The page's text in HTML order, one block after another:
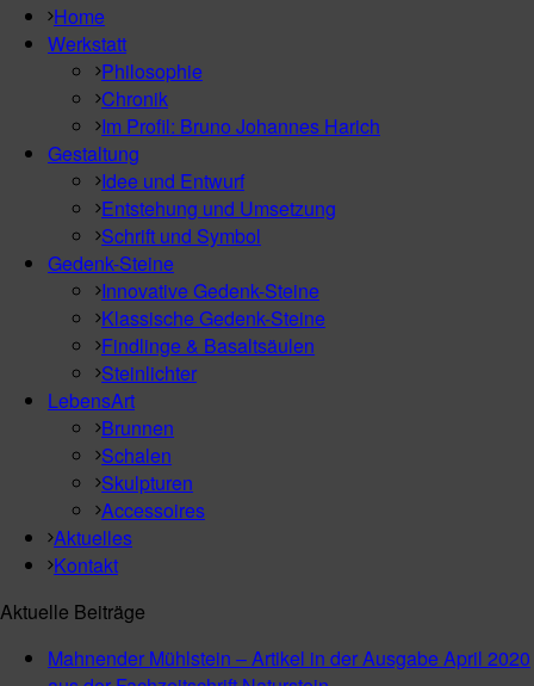
Home
Werkstatt
Philosophie
Chronik
Im Profil: Bruno Johannes Harich
Gestaltung
Idee und Entwurf
Entstehung und Umsetzung
Schrift und Symbol
Gedenk-Steine
Innovative Gedenk-Steine
Klassische Gedenk-Steine
Findlinge & Basaltsäulen
Steinlichter
LebensArt
Brunnen
Schalen
Skulpturen
Accessoires
Aktuelles
Kontakt
Aktuelle Beiträge
Mahnender Mühlstein – Artikel in der Ausgabe April 2020